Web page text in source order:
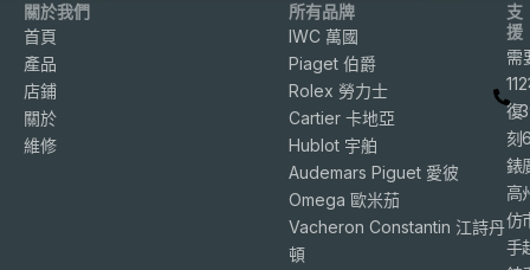
關於我們
首頁
產品
店鋪
關於
維修
所有品牌
IWC 萬國
Piaget 伯爵
Rolex 勞力士
Cartier 卡地亞
Hublot 宇舶
Audemars Piguet 愛彼
Omega 歐米茄
Vacheron Constantin 江詩丹
頓
支
援
需
復
刻
錶
高
仿
手